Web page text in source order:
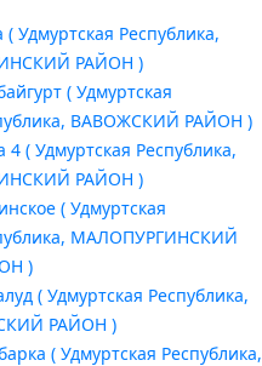
( Удмуртская Республика,
РАЙОН )
( Удмуртская
ВАВОЖСКИЙ РАЙОН )
4 ( Удмуртская Республика,
РАЙОН )
( Удмуртская
МАЛОПУРГИНСКИЙ
)
( Удмуртская Республика,
РАЙОН )
( Удмуртская Республика,